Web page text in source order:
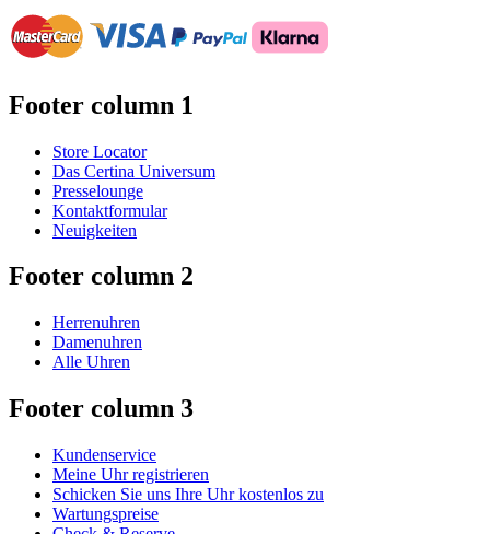
Footer column 1
Store Locator
Das Certina Universum
Presselounge
Kontaktformular
Neuigkeiten
Footer column 2
Herrenuhren
Damenuhren
Alle Uhren
Footer column 3
Kundenservice
Meine Uhr registrieren
Schicken Sie uns Ihre Uhr kostenlos zu
Wartungspreise